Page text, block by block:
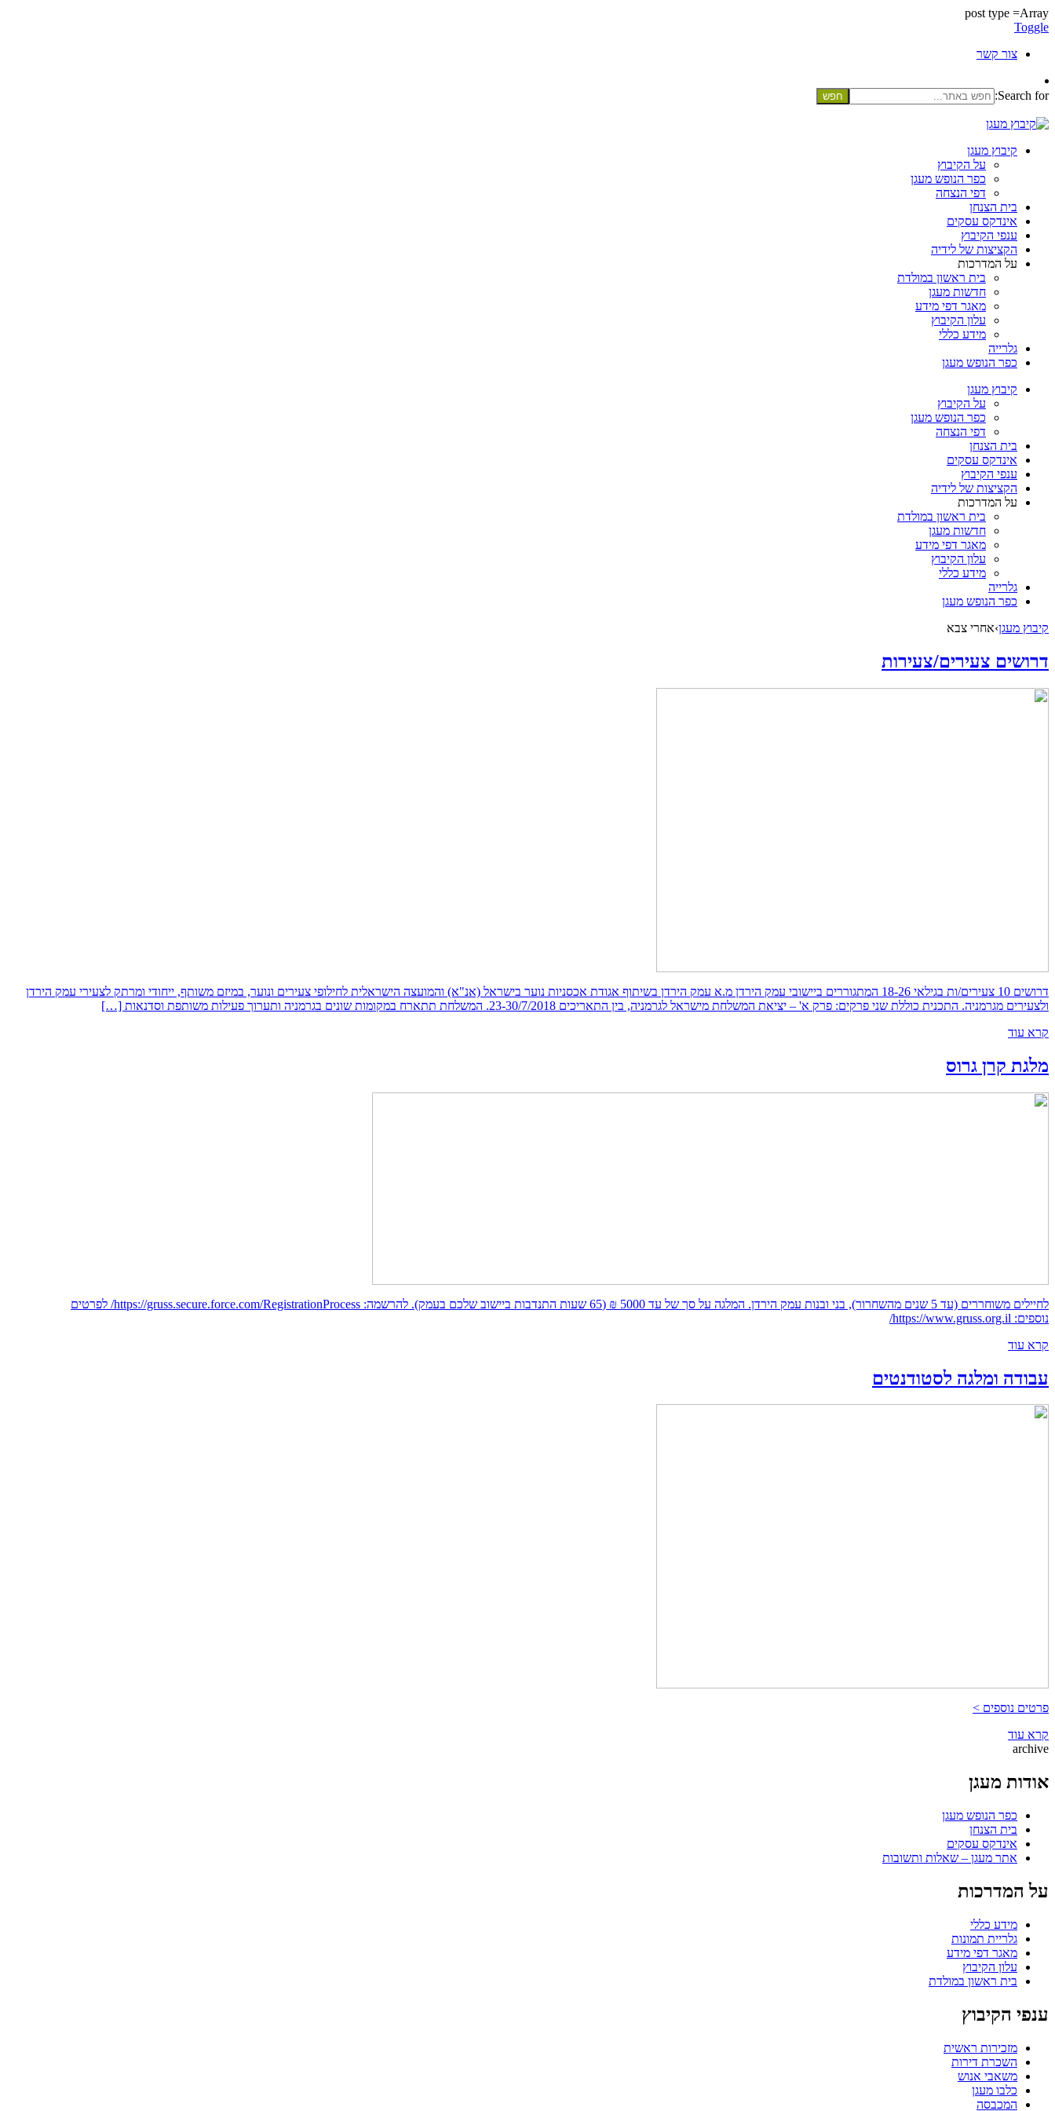
post type =Array
Toggle
צור קשר
Search for:
קיבוץ מעגן
על הקיבוץ
כפר הנופש מעגן
דפי הנצחה
בית הצנחן
אינדקס עסקים
ענפי הקיבוץ
הקציצות של לידיה
על המדרכות
בית ראשון במולדת
חדשות מעגן
מאגר דפי מידע
עלון הקיבוץ
מידע כללי
גלרייה
כפר הנופש מעגן
קיבוץ מעגן
על הקיבוץ
כפר הנופש מעגן
דפי הנצחה
בית הצנחן
אינדקס עסקים
ענפי הקיבוץ
הקציצות של לידיה
על המדרכות
בית ראשון במולדת
חדשות מעגן
מאגר דפי מידע
עלון הקיבוץ
מידע כללי
גלרייה
כפר הנופש מעגן
קיבוץ מעגן›אחרי צבא
דרושים צעירים/צעירות
דרושים 10 צעירים/ות בגילאי 18-26 המתגוררים ביישובי עמק הירדן מ.א עמק הירדן בשיתוף אגודת אכסניות נוער בישראל (אנ"א) והמועצה הישראלית לחילופי צעירים ונוער, במיזם משותף, ייחודי ומרתק לצעירי עמק הירדן
ולצעירים מגרמניה. התכנית כוללת שני פרקים: פרק א' – יציאת המשלחת מישראל לגרמניה, בין התאריכים 23-30/7/2018. המשלחת תתארח במקומות שונים בגרמניה ותערוך פעילות משותפת וסדנאות […]
קרא עוד
מלגת קרן גרוס
לחיילים משוחררים (עד 5 שנים מהשחרור), בני ובנות עמק הירדן. המלגה על סך של עד 5000 ₪ (65 שעות התנדבות ביישוב שלכם בעמק). להרשמה: https://gruss.secure.force.com/RegistrationProcess/ לפרטים
נוספים: https://www.gruss.org.il/
קרא עוד
עבודה ומלגה לסטודנטים
פרטים נוספים >
קרא עוד
archive
אודות מעגן
כפר הנופש מעגן
בית הצנחן
אינדקס עסקים
אתר מעגן – שאלות ותשובות
על המדרכות
מידע כללי
גלריית תמונות
מאגר דפי מידע
עלון הקיבוץ
בית ראשון במולדת
ענפי הקיבוץ
מזכירות ראשית
השכרת דירות
משאבי אנוש
כלבו מעגן
המכבסה